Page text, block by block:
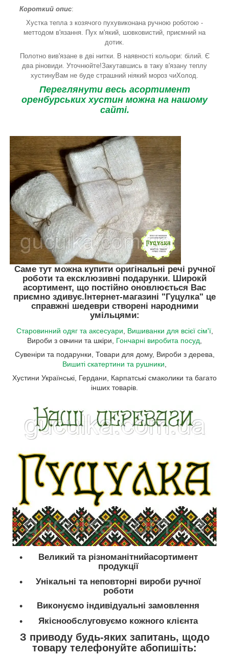
Короткий опис:
Хустка тепла з козячого пухувиконана ручною роботою -
меттодом в'язання. Пух м'який, шовковистий, приємний на
дотик.
Полотно вив'язане в дві нитки. В наявності кольори: білий. Є
два ріновиди. Уточнюйте!Закутавшись в таку в'язану теплу
хустинуВам не буде страшний ніякий мороз чиХолод.
Переглянути весь асортимент
оренбурських хустин можна на нашому
сайті.
Саме тут можна купити оригінальні речі ручної
роботи та ексклюзивні подарунки. Широкй
асортимент, що постійно оновлюється Вас
приємно здивує.Інтернет-магазині "Гуцулка" це
справжні шедеври створені народними
умільцями:
Старовинний одяг та аксесуари Вишиванки для всієї сім'ї,
Вироби з овчини та шкіри,
Гончарні виробита посуд
Сувеніри та подарунки, Товари для дому, Вироби з дерева,
Вишиті скатертини та рушники
Хустини Українські, Гердани, Карпатські смаколики та багато
інших товарів.
Великий та різноманітнийасортимент
продукції
Унікальні та неповторні вироби ручної
роботи
Виконуємо індивідуальні замовлення
Якіснообслуговуємо кожного клієнта
З приводу будь-яких запитань, щодо
товару телефонуйте абопишіть: